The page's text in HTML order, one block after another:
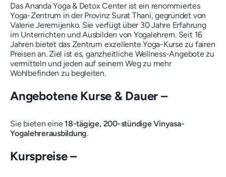
Das Ananda Yoga & Detox Center ist ein renommiertes
Yoga-Zentrum in der Provinz Surat Thani, gegründet von
Valerie Jeremijenko. Sie verfügt über 30 Jahre Erfahrung
im Unterrichten und Ausbilden von Yogalehrern. Seit 16
Jahren bietet das Zentrum exzellente Yoga-Kurse zu fairen
Preisen an. Ziel ist es, ganzheitliche Wellness-Angebote zu
vermitteln und jeden auf seinem Weg zu mehr
Wohlbefinden zu begleiten.
Angebotene Kurse & Dauer –
Sie bieten eine18-tägige, 200-stündige Vinyasa-
Yogalehrerausbildung.
Kurspreise –